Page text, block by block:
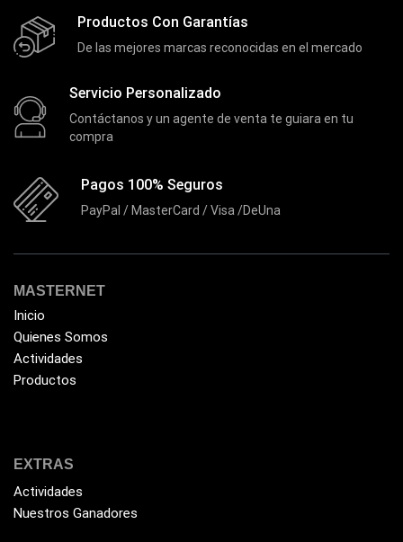
Productos Con Garantías
De las mejores marcas reconocidas en el mercado
Servicio Personalizado
Contáctanos y un agente de venta te guiara en tu
compra
Pagos 100% Seguros
PayPal / MasterCard / Visa /DeUna
MASTERNET
Inicio
Quienes Somos
Actividades
Productos
EXTRAS
Actividades
Nuestros Ganadores